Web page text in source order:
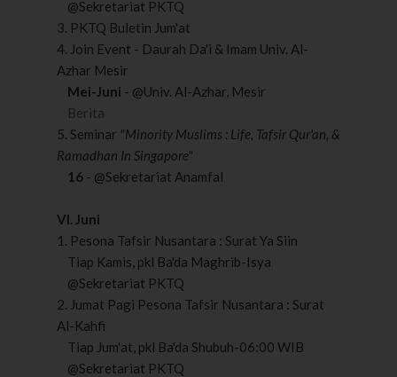
@Sekretariat PKTQ
3. PKTQ Buletin Jum'at
4. Join Event - Daurah Da'i & Imam Univ. Al-
Azhar Mesir
Mei-Juni - @Univ. Al-Azhar, Mesir
Berita
5. Seminar "Minority Muslims : Life, Tafsir Qur'an, &
Ramadhan In Singapore"
16 - @Sekretariat Anamfal
VI. Juni
1. Pesona Tafsir Nusantara : Surat Ya Siin
Tiap Kamis, pkl Ba'da Maghrib-Isya
@Sekretariat PKTQ
2. Jumat Pagi Pesona Tafsir Nusantara : Surat
Al-Kahfi
Tiap Jum'at, pkl Ba'da Shubuh-06:00 WIB
@Sekretariat PKTQ